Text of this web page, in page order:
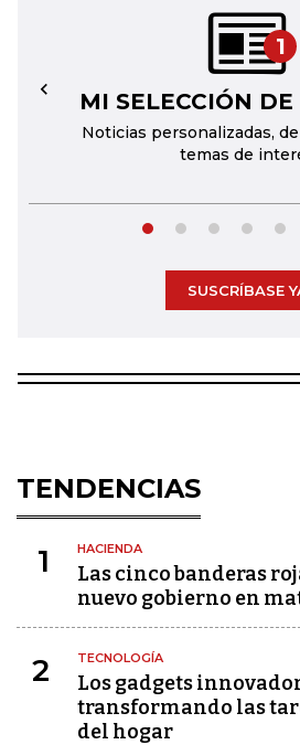
1
MI SELECCIÓN
Noticias personalizadas,
temas de
←
SUSCRÍBASE
TENDENCIAS
1 HACIENDA
Las cinco banderas
nuevo gobierno en
2 TECNOLOGÍA
Los gadgets
transformando las
del hogar